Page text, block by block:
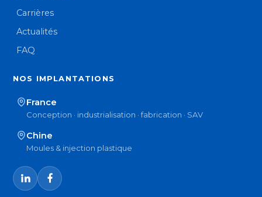
Carrières
Actualités
FAQ
NOS IMPLANTATIONS
France
Conception · industrialisation · fabrication · SAV
Chine
Moules & injection plastique